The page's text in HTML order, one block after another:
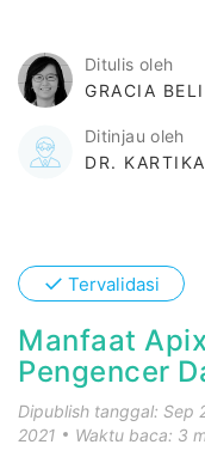
Ditulis oleh
GRACIA
Ditinjau oleh
DR.
✓ Tervalidasi
Manfaat
Pengencer
Dipublish tanggal: Sep
2021
Waktu baca: 3